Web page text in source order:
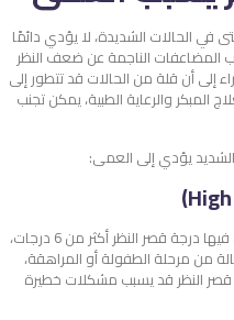
الحالات الشديدة، لا يؤدي دائمًا
المضاعفات الناجمة عن ضعف النظر
إلى أن قلة من الحالات قد تتطور إلى
والرعاية الطبية، يمكن تجنب
يؤدي إلى العمى:
في حالة قصر النظر الشديد، وهي حالة تكون فيها درجة قصر النظر أكثر من 6 درجات،
من مرحلة الطفولة أو المراهقة،
قصر النظر قد يسبب مشكلات خطيرة